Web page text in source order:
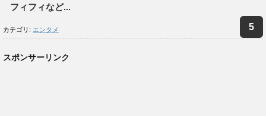
フィフィなど...
カテゴリ: エンタメ
スポンサーリンク